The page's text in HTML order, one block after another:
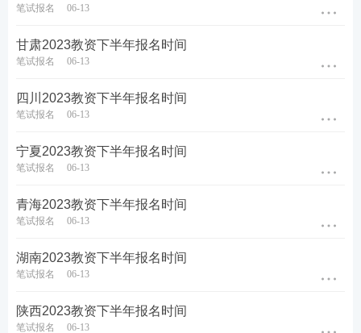
—复盘考点，串讲历年考试中反复
出题的高频考点，把时间用在刀刃上。
教学设计专题班
以专题形式进行针
对性拆分讲解，帮助考生专项突破得分。
考前密训班
在线题库>>在线刷教师资格证章节练习/模拟试题/历
年真题
笔试报名 06-13
甘肃2023教资下半年报名时间
笔试报名 06-13
四川2023教资下半年报名时间
笔试报名 06-13
宁夏2023教资下半年报名时间
笔试报名 06-13
青海2023教资下半年报名时间
笔试报名 06-13
湖南2023教资下半年报名时间
笔试报名 06-13
陕西2023教资下半年报名时间
笔试报名 06-13